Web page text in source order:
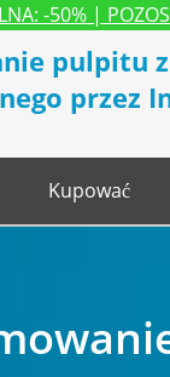
-50% |
pulpitu
przez
Kupować